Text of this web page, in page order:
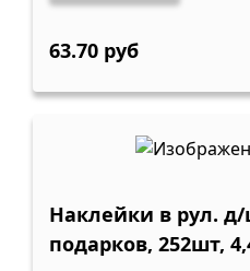
63.70 руб
Наклейки в рул. д/
подарков, 252шт,